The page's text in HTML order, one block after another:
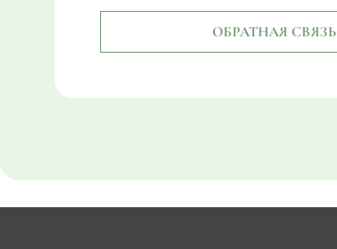
ОБРАТНАЯ СВЯЗЬ